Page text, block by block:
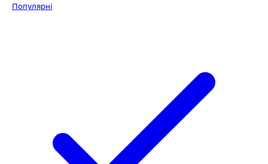
Популярні